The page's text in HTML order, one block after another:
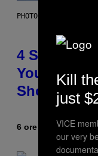
PHOTO BY SCOTT
4
You Don’t
Shoegaze
6 ore fa DiStephen
Kill
just
VICE
our very